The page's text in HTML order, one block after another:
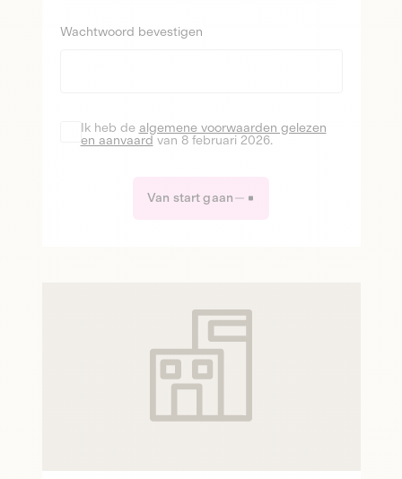
Wachtwoord bevestigen
Ik heb de algemene voorwaarden gelezen
en aanvaard van 8 februari 2026.
Van start gaan